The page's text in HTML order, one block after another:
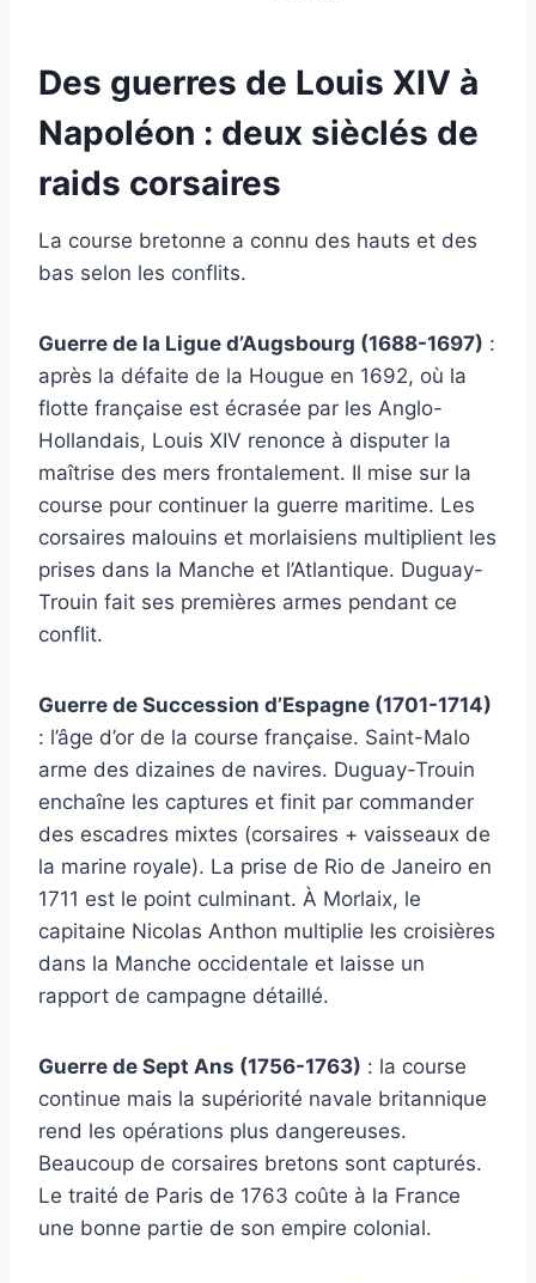
Des guerres de Louis XIV à
Napoléon : deux sièclés de
raids corsaires
La course bretonne a connu des hauts et des
bas selon les conflits.
Guerre de la Ligue d’Augsbourg (1688-1697) :
après la défaite de la Hougue en 1692, où la
flotte française est écrasée par les Anglo-
Hollandais, Louis XIV renonce à disputer la
maîtrise des mers frontalement. Il mise sur la
course pour continuer la guerre maritime. Les
corsaires malouins et morlaisiens multiplient les
prises dans la Manche et l’Atlantique. Duguay-
Trouin fait ses premières armes pendant ce
conflit.
Guerre de Succession d’Espagne (1701-1714)
: l’âge d’or de la course française. Saint-Malo
arme des dizaines de navires. Duguay-Trouin
enchaîne les captures et finit par commander
des escadres mixtes (corsaires + vaisseaux de
la marine royale). La prise de Rio de Janeiro en
1711 est le point culminant. À Morlaix, le
capitaine Nicolas Anthon multiplie les croisières
dans la Manche occidentale et laisse un
rapport de campagne détaillé.
Guerre de Sept Ans (1756-1763) : la course
continue mais la supériorité navale britannique
rend les opérations plus dangereuses.
Beaucoup de corsaires bretons sont capturés.
Le traité de Paris de 1763 coûte à la France
une bonne partie de son empire colonial.